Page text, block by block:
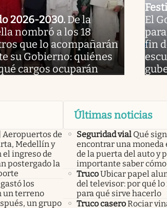
2026-2030. De la
nombró a los 18
que lo acompañarán
su Gobierno: quiénes
cargos ocuparán
El
fin
Aeropuertos de
Medellín y
el ingreso de
postergado la
los
un terreno
un grupo
Últimas noticias
Seguridad vial Qué
encontrar una moneda
de la puerta del auto y
importante saber
TrucoUbicar papel
del televisor: por qué
para qué sirve hacerlo
Truco caseroRociar